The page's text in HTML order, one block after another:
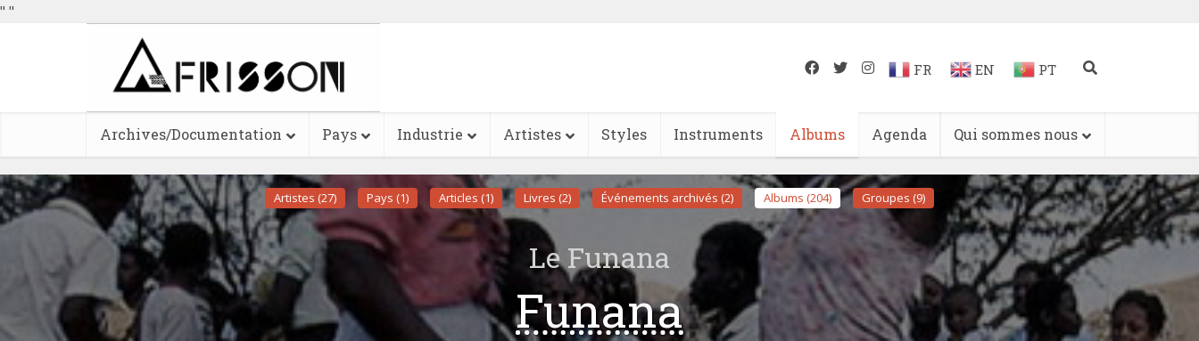
" "
FR EN PT
Archives/Documentation Pays Industrie Artistes Styles Instruments Albums Agenda Qui sommes nous
Artistes (27) Pays (1) Articles (1) Livres (2) Événements archivés (2) Albums (204) Groupes (9)
Le Funana
Funana